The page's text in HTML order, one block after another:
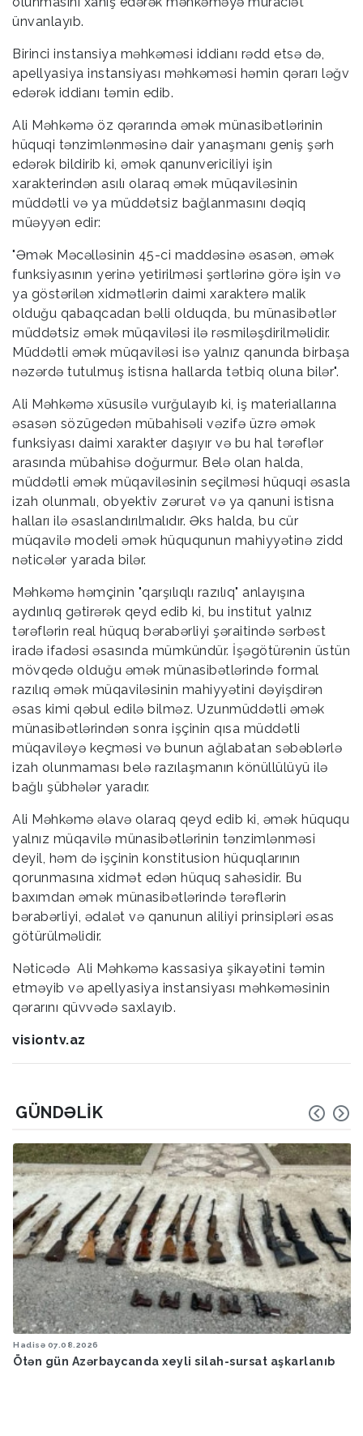
ünvanlayıb.
Birinci instansiya məhkəməsi iddianı rədd etsə də,
apellyasiya instansiyası məhkəməsi həmin qərarı ləğv
edərək iddianı təmin edib.
Ali Məhkəmə öz qərarında əmək münasibətlərinin
hüquqi tənzimlənməsinə dair yanaşmanı geniş şərh
edərək bildirib ki, əmək qanunvericiliyi işin
xarakterindən asılı olaraq əmək müqaviləsinin
müddətli və ya müddətsiz bağlanmasını dəqiq
müəyyən edir:
"Əmək Məcəlləsinin 45-ci maddəsinə əsasən, əmək
funksiyasının yerinə yetirilməsi şərtlərinə görə işin və
ya göstərilən xidmətlərin daimi xarakterə malik
olduğu qabaqcadan bəlli olduqda, bu münasibətlər
müddətsiz əmək müqaviləsi ilə rəsmiləşdirilməlidir.
Müddətli əmək müqaviləsi isə yalnız qanunda birbaşa
nəzərdə tutulmuş istisna hallarda tətbiq oluna bilər".
Ali Məhkəmə xüsusilə vurğulayıb ki, iş materiallarına
əsasən sözügedən mübahisəli vəzifə üzrə əmək
funksiyası daimi xarakter daşıyır və bu hal tərəflər
arasında mübahisə doğurmur. Belə olan halda,
müddətli əmək müqaviləsinin seçilməsi hüquqi əsasla
izah olunmalı, obyektiv zərurət və ya qanuni istisna
halları ilə əsaslandırılmalıdır. Əks halda, bu cür
müqavilə modeli əmək hüququnun mahiyyətinə zidd
nəticələr yarada bilər.
Məhkəmə həmçinin "qarşılıqlı razılıq" anlayışına
aydınlıq gətirərək qeyd edib ki, bu institut yalnız
tərəflərin real hüquq bərabərliyi şəraitində sərbəst
iradə ifadəsi əsasında mümkündür. İşəgötürənin üstün
mövqedə olduğu əmək münasibətlərində formal
razılıq əmək müqaviləsinin mahiyyətini dəyişdirən
əsas kimi qəbul edilə bilməz. Uzunmüddətli əmək
münasibətlərindən sonra işçinin qısa müddətli
müqaviləyə keçməsi və bunun ağlabatan səbəblərlə
izah olunmaması belə razılaşmanın könüllülüyü ilə
bağlı şübhələr yaradır.
Ali Məhkəmə əlavə olaraq qeyd edib ki, əmək hüququ
yalnız müqavilə münasibətlərinin tənzimlənməsi
deyil, həm də işçinin konstitusion hüquqlarının
qorunmasına xidmət edən hüquq sahəsidir. Bu
baxımdan əmək münasibətlərində tərəflərin
bərabərliyi, ədalət və qanunun aliliyi prinsipləri əsas
götürülməlidir.
Nəticədə Ali Məhkəmə kassasiya şikayətini təmin
etməyib və apellyasiya instansiyası məhkəməsinin
qərarını qüvvədə saxlayıb.
visiontv.az
GÜNDƏLIK
Hadisə 07.08.2026
Ötən gün Azərbaycanda xeyli silah-sursat aşkarlanıb